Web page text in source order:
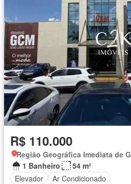
R$ 110.000
Região Geográfica Imediata de
1 Banheiro
54 m²
Elevador
Ar Condicionado